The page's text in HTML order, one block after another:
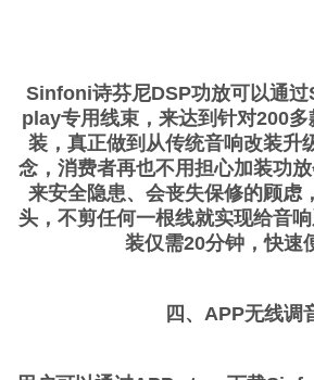
Sinfoni诗芬尼DSP功放可以通
play专用线束，来达到针对200
装，真正做到从传统音响改装升
念，消费者再也不用担心加装功
来安全隐患、会丧失保修的顾虑
头，不剪任何一根线就实现给音
装仅需20分钟，快速
四、APP无线调